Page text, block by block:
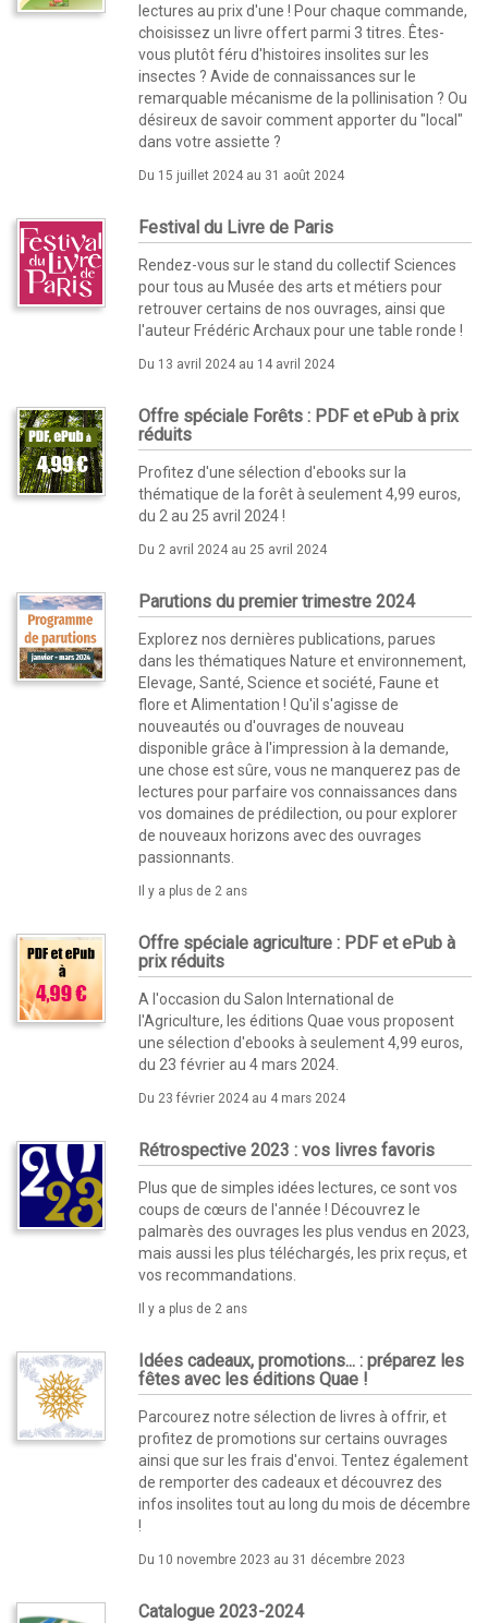
lectures au prix d'une ! Pour chaque commande,
choisissez un livre offert parmi 3 titres. Êtes-
vous plutôt féru d'histoires insolites sur les
insectes ? Avide de connaissances sur le
remarquable mécanisme de la pollinisation ? Ou
désireux de savoir comment apporter du "local"
dans votre assiette ?
Du 15 juillet 2024 au 31 août 2024
Festival du Livre de Paris
Rendez-vous sur le stand du collectif Sciences
pour tous au Musée des arts et métiers pour
retrouver certains de nos ouvrages, ainsi que
l'auteur Frédéric Archaux pour une table ronde !
Du 13 avril 2024 au 14 avril 2024
Offre spéciale Forêts : PDF et ePub à prix
réduits
Profitez d'une sélection d'ebooks sur la
thématique de la forêt à seulement 4,99 euros,
du 2 au 25 avril 2024 !
Du 2 avril 2024 au 25 avril 2024
Parutions du premier trimestre 2024
Explorez nos dernières publications, parues
dans les thématiques Nature et environnement,
Elevage, Santé, Science et société, Faune et
flore et Alimentation ! Qu'il s'agisse de
nouveautés ou d'ouvrages de nouveau
disponible grâce à l'impression à la demande,
une chose est sûre, vous ne manquerez pas de
lectures pour parfaire vos connaissances dans
vos domaines de prédilection, ou pour explorer
de nouveaux horizons avec des ouvrages
passionnants.
Il y a plus de 2 ans
Offre spéciale agriculture : PDF et ePub à
prix réduits
A l'occasion du Salon International de
l'Agriculture, les éditions Quae vous proposent
une sélection d'ebooks à seulement 4,99 euros,
du 23 février au 4 mars 2024.
Du 23 février 2024 au 4 mars 2024
Rétrospective 2023 : vos livres favoris
Plus que de simples idées lectures, ce sont vos
coups de cœurs de l'année ! Découvrez le
palmarès des ouvrages les plus vendus en 2023,
mais aussi les plus téléchargés, les prix reçus, et
vos recommandations.
Il y a plus de 2 ans
Idées cadeaux, promotions... : préparez les
fêtes avec les éditions Quae !
Parcourez notre sélection de livres à offrir, et
profitez de promotions sur certains ouvrages
ainsi que sur les frais d'envoi. Tentez également
de remporter des cadeaux et découvrez des
infos insolites tout au long du mois de décembre
!
Du 10 novembre 2023 au 31 décembre 2023
Catalogue 2023-2024